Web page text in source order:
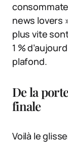
news lovers
plus vite
1 %
plafond.
De la
finale
Voilà le